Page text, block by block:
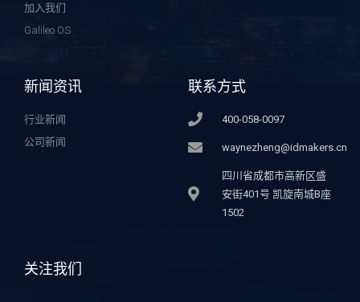
加入我们
Galileo OS
新闻资讯
行业新闻
公司新闻
联系方式
400-058-0097
waynezheng@idmakers.cn
四川省成都市高新区盛
安街401号 凯旋南城B座
1502
关注我们